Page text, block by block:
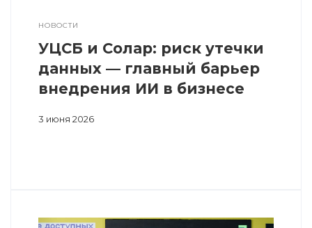
НОВОСТИ
УЦСБ и Солар: риск утечки
данных — главный барьер
внедрения ИИ в бизнесе
3 июня 2026